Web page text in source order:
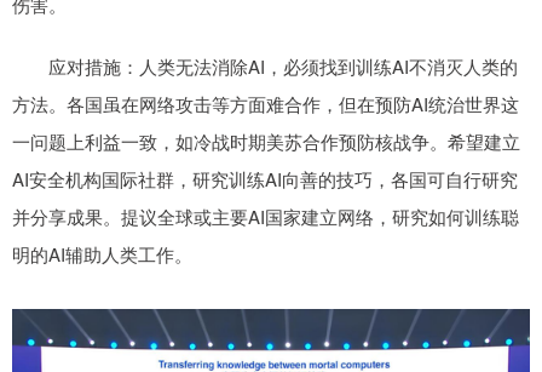
应对措施：人类无法消除AI，必须找到训练AI不消灭人类的
方法。各国虽在网络攻击等方面难合作，但在预防AI统治世界这
一问题上利益一致，如冷战时期美苏合作预防核战争。希望建立
AI安全机构国际社群，研究训练AI向善的技巧，各国可自行研究
并分享成果。提议全球或主要AI国家建立网络，研究如何训练聪
明的AI辅助人类工作。